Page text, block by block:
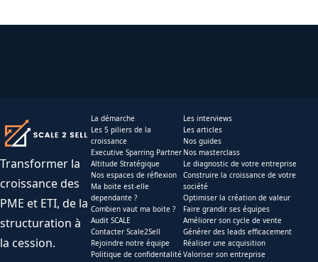
Transformer la
croissance des
PME et ETI, de la
structuration à
la cession.
La démarche
Les 5 piliers de la
croissance
Executive Sparring Partner
Altitude Stratégique
Nos espaces de réflexion
Ma boite est-elle
dependante ?
Combien vaut ma boite ?
Audit SCALE
Contacter Scale2Sell
Rejoindre notre équipe
Politique de confidentalité
Les interviews
Les articles
Nos guides
Nos masterclass
Le diagnostic de votre entreprise
Construire la croissance de votre
société
Optimiser la création de valeur
Faire grandir ses équipes
Améliorer son cycle de vente
Générer des leads efficacement
Réaliser une acquisition
Valoriser son entreprise